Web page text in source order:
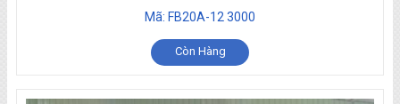
Mã: FB20A-12 3000
Còn Hàng